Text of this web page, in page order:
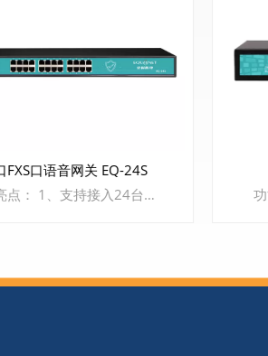
FXS口语音网关 EQ-24S
功能亮点： 1、支持接入24台模拟话机 2、支持G.711、G.729、G.723，G.726，iLBC，AMR等编码 3、支持语音、传真和POS终端接入 4、支持SIP TLS和SRTP加密，保障企业通信安全 5、支持多级用户权限访问管理